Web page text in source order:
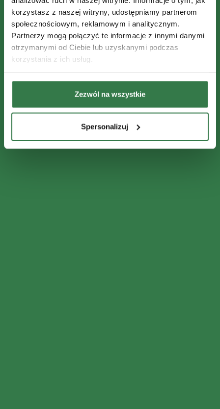
korzystasz z naszej witryny, udostępniamy partnerom
społecznościowym, reklamowym i analitycznym.
Partnerzy mogą połączyć te informacje z innymi danymi
otrzymanymi od Ciebie lub uzyskanymi podczas
korzystania z ich usług.
Zezwól na wszystkie
Spersonalizuj